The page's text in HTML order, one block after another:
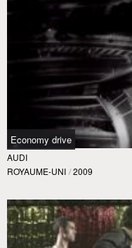
Economy drive
AUDI
ROYAUME-UNI / 2009